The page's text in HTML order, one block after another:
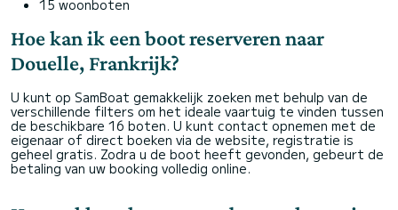
15 woonboten
Hoe kan ik een boot reserveren naar
Douelle, Frankrijk?
U kunt op SamBoat gemakkelijk zoeken met behulp van de
verschillende filters om het ideale vaartuig te vinden tussen
de beschikbare 16 boten. U kunt contact opnemen met de
eigenaar of direct boeken via de website, registratie is
geheel gratis. Zodra u de boot heeft gevonden, gebeurt de
betaling van uw booking volledig online.